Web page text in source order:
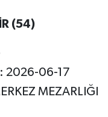
(54)
2026-06-17
MEZARLIĞI